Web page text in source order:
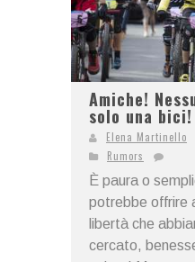
Amiche!
solo una bici!
Elena Martinello
Rumors
È paura o
potrebbe offrire
libertà che
cercato,